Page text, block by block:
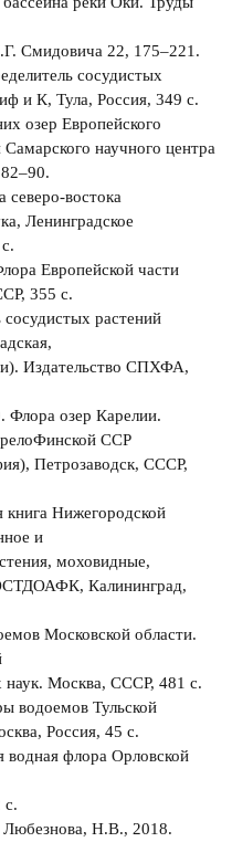
Смидовича 22, 175–221.
сосудистых
и К, Тула, Россия, 349 с.
озер Европейского
научного центра
востока
Ленинградское
Европейской части
355 с.
растений
Издательство СПХФА,
озер Карелии.
ССР
Петрозаводск, СССР,
Нижегородской
и
моховидные,
Калининград,
Московской области.
наук. Москва, СССР, 481 с.
водоемов Тульской
Россия, 45 с.
флора Орловской
с.
Н.В., 2018.